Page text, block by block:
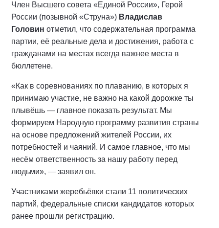
Член Высшего совета «Единой России», Герой
России (позывной «Струна») Владислав
Головин отметил, что содержательная программа
партии, её реальные дела и достижения, работа с
гражданами на местах всегда важнее места в
бюллетене.
«Как в соревнованиях по плаванию, в которых я
принимаю участие, не важно на какой дорожке ты
плывёшь — главное показать результат. Мы
формируем Народную программу развития страны
на основе предложений жителей России, их
потребностей и чаяний. И самое главное, что мы
несём ответственность за нашу работу перед
людьми», — заявил он.
Участниками жеребьёвки стали 11 политических
партий, федеральные списки кандидатов которых
ранее прошли регистрацию.